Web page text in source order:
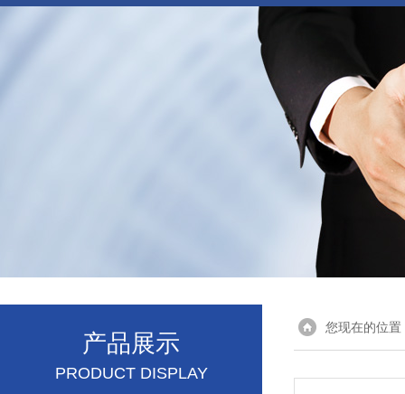
产品展示
PRODUCT DISPLAY
您现在的位置